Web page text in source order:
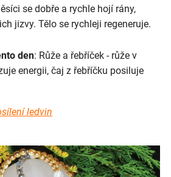
se dobře a rychle hojí rány,
jizvy. Tělo se rychleji regeneruje.
den: Růže a řebříček - růže v
energii, čaj z řebříčku posiluje
ledvin